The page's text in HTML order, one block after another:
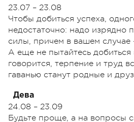
23.07 – 23.08
Чтобы добиться успеха,
недостаточно: надо изрядно
силы, причем в вашем случае
А еще не пытайтесь добиться
говорится, терпение и труд
гаванью станут родные и
Дева
24.08 – 23.09
Будьте проще, а на вопросы